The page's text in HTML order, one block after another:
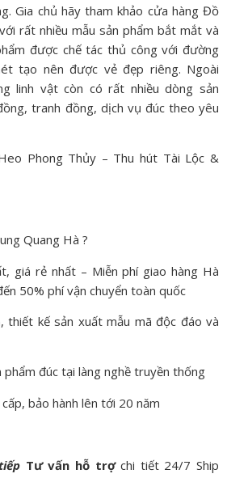
Gia chủ hãy tham khảo cửa hàng Đồ
rất nhiều mẫu sản phẩm bắt mắt và
được chế tác thủ công với đường
tạo nên được vẻ đẹp riêng. Ngoài
linh vật còn có rất nhiều dòng sản
tranh đồng, dịch vụ đúc theo yêu
Phong Thủy – Thu hút Tài Lộc &
Quang Hà ?
giá rẻ nhất – Miễn phí giao hàng Hà
50% phí vận chuyển toàn quốc
thiết kế sản xuất mẫu mã độc đáo và
phẩm đúc tại làng nghề truyền thống
bảo hành lên tới 20 năm
Tư vấn hỗ trợchi tiết 24/7 Ship